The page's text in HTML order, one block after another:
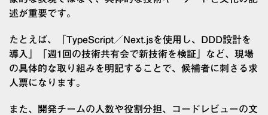
述が重要です。
たとえば、「TypeScript／Next.jsを使用し、DDD設計を
導入」「週1回の技術共有会で新技術を検証」など、現場
の具体的な取り組みを明記することで、候補者に刺さる求
人票になります。
また、開発チームの人数や役割分担、コードレビューの文